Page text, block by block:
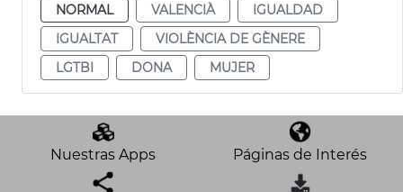
NORMAL
VALENCIÀ
IGUALDAD
IGUALTAT
VIOLÈNCIA DE GÈNERE
LGTBI
DONA MUJER
Nuestras Apps Páginas de Interés